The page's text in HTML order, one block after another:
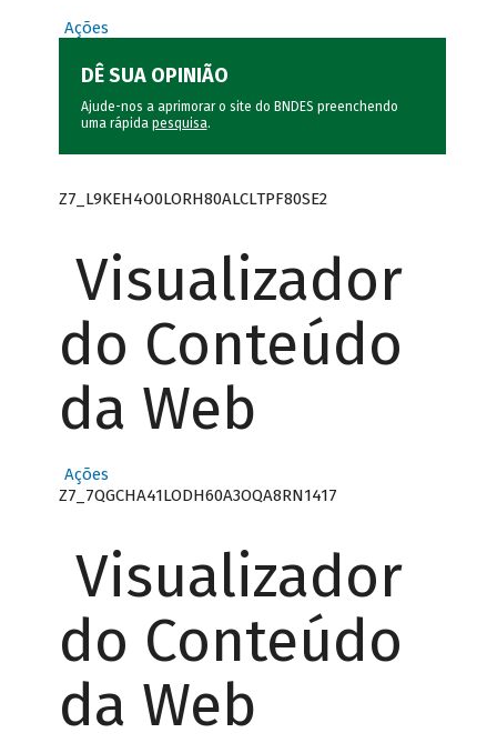
Ações
DÊ SUA OPINIÃO
Ajude-nos a aprimorar o site do BNDES preenchendo
uma rápida pesquisa.
Z7_L9KEH4O0LORH80ALCLTPF80SE2
Visualizador
do Conteúdo
da Web
Ações
Z7_7QGCHA41LODH60A3OQA8RN1417
Visualizador
do Conteúdo
da Web